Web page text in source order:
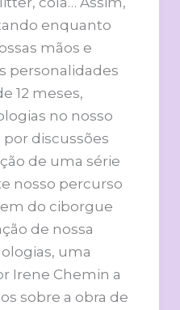
enquanto
mãos e
personalidades
12 meses,
no nosso
discussões
de uma série
nosso percurso
do ciborgue
de nossa
uma
Irene Chemin a
sobre a obra de